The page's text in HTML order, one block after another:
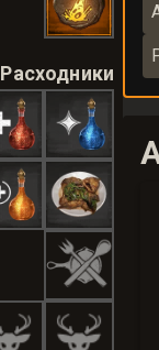
Расходники